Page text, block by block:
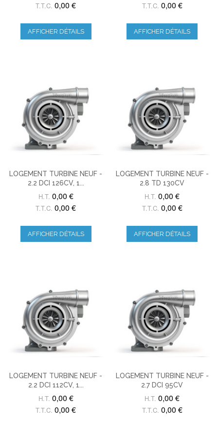
T.T.C. 0,00 €
AFFICHER DÉTAILS
T.T.C. 0,00 €
AFFICHER DÉTAILS
LOGEMENT TURBINE NEUF -
2.2 DCI 126CV, 1...
H.T. 0,00 €
T.T.C. 0,00 €
AFFICHER DÉTAILS
LOGEMENT TURBINE NEUF -
2.8 TD 130CV
H.T. 0,00 €
T.T.C. 0,00 €
AFFICHER DÉTAILS
LOGEMENT TURBINE NEUF -
2.2 DCI 112CV, 1...
H.T. 0,00 €
T.T.C. 0,00 €
LOGEMENT TURBINE NEUF -
2.7 DCI 95CV
H.T. 0,00 €
T.T.C. 0,00 €